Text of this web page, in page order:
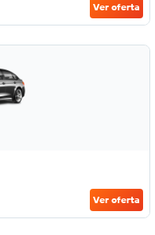
Ver oferta
Ver oferta